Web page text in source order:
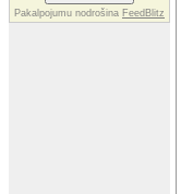
Pakalpojumu nodrošina FeedBlitz